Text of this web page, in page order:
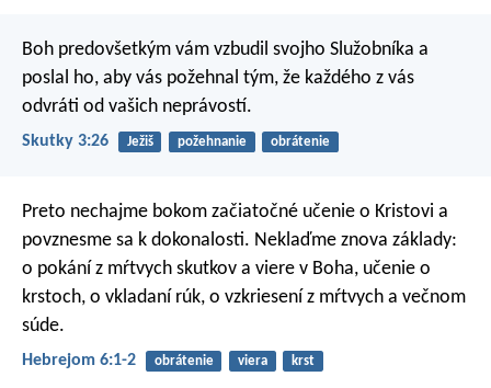
Boh predovšetkým vám vzbudil svojho Služobníka a
poslal ho, aby vás požehnal tým, že každého z vás
odvráti od vašich neprávostí.
Skutky 3:26 Ježiš požehnanie obrátenie
Preto nechajme bokom začiatočné učenie o Kristovi a
povznesme sa k dokonalosti. Neklaďme znova základy:
o pokání z mŕtvych skutkov a viere v Boha, učenie o
krstoch, o vkladaní rúk, o vzkriesení z mŕtvych a večnom
súde.
Hebrejom 6:1-2 obrátenie viera krst